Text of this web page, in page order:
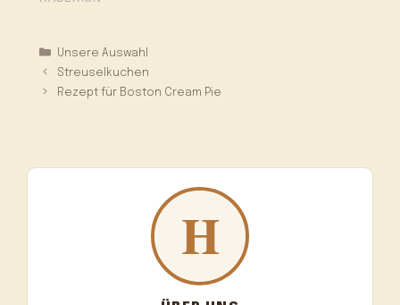
Kategorien
Unsere Auswahl
Streuselkuchen
Rezept für Boston Cream Pie